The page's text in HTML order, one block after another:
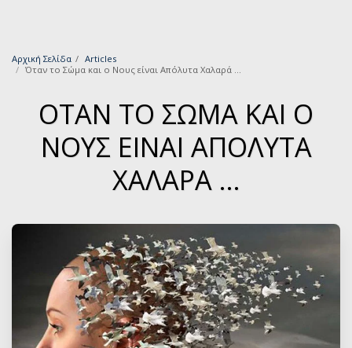
Αρχική Σελίδα
Articles
Όταν το Σώμα και ο Νους είναι Απόλυτα Χαλαρά …
ΌΤΑΝ ΤΟ ΣΏΜΑ ΚΑΙ Ο
ΝΟΥΣ ΕΊΝΑΙ ΑΠΌΛΥΤΑ
ΧΑΛΑΡΆ …